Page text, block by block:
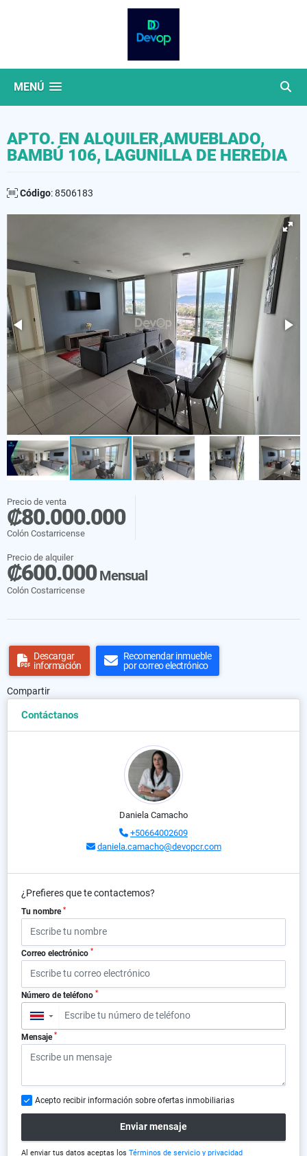
MENÚ
APTO. EN ALQUILER,AMUEBLADO,
BAMBÚ 106, LAGUNILLA DE HEREDIA
Código: 8506183
Precio de venta
₡80.000.000
Colón Costarricense
Precio de alquiler
₡600.000Mensual
Colón Costarricense
Descargar
información
Recomendar inmueble
por correo electrónico
Compartir
Contáctanos
Daniela Camacho
+50664002609
daniela.camacho@devopcr.com
¿Prefieres que te contactemos?
Tu nombre *
Correo electrónico *
Número de teléfono *
▼
Mensaje *
Acepto recibir información sobre ofertas inmobiliarias
Enviar mensaje
Al enviar tus datos aceptas los Términos de servicio y privacidad